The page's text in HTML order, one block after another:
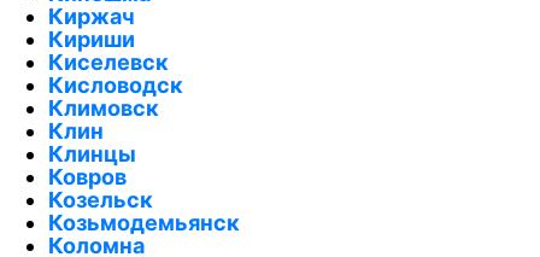
Киржач
Кириши
Киселевск
Кисловодск
Климовск
Клин
Клинцы
Ковров
Козельск
Козьмодемьянск
Коломна